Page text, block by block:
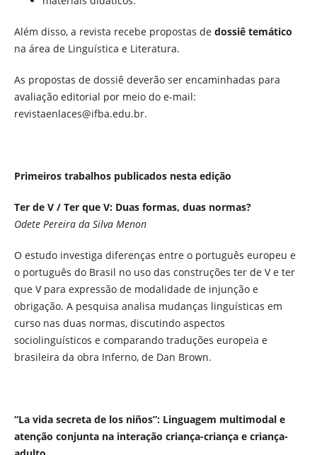
Além disso, a revista recebe propostas de dossiê temático
na área de Linguística e Literatura.
As propostas de dossiê deverão ser encaminhadas para
avaliação editorial por meio do e-mail:
revistaenlaces@ifba.edu.br.
Primeiros trabalhos publicados nesta edição
Ter de V / Ter que V: Duas formas, duas normas?
Odete Pereira da Silva Menon
O estudo investiga diferenças entre o português europeu e
o português do Brasil no uso das construções ter de V e ter
que V para expressão de modalidade de injunção e
obrigação. A pesquisa analisa mudanças linguísticas em
curso nas duas normas, discutindo aspectos
sociolinguísticos e comparando traduções europeia e
brasileira da obra Inferno, de Dan Brown.
“La vida secreta de los niños”: Linguagem multimodal e
atenção conjunta na interação criança-criança e criança-